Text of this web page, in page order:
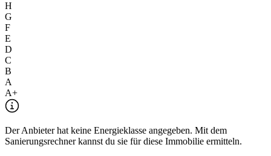
H
G
F
E
D
C
B
A
A+
Der Anbieter hat keine Energieklasse angegeben. Mit dem
Sanierungsrechner kannst du sie für diese Immobilie ermitteln.